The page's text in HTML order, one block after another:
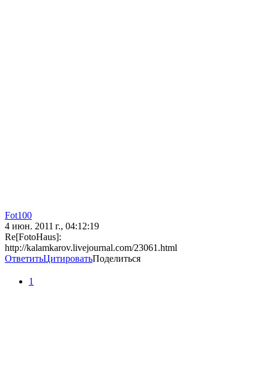
Fot100
4 июн. 2011 г., 04:12:19
Re[FotoHaus]:
http://kalamkarov.livejournal.com/23061.html
ОтветитьЦитироватьПоделиться
1